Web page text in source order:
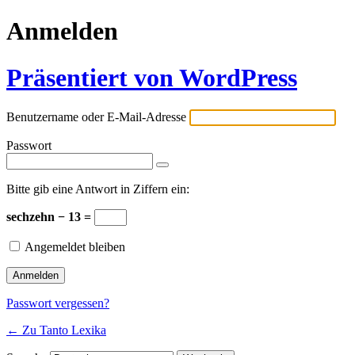
Anmelden
Präsentiert von WordPress
Benutzername oder E-Mail-Adresse
Passwort
Bitte gib eine Antwort in Ziffern ein:
sechzehn − 13 =
Angemeldet bleiben
Passwort vergessen?
← Zu Tanto Lexika